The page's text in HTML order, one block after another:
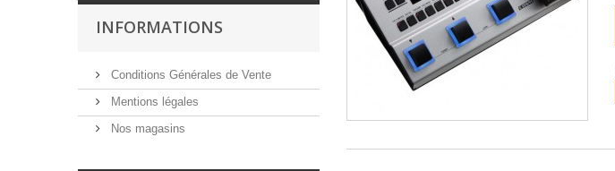
INFORMATIONS
Conditions Générales de Vente
Mentions légales
Nos magasins